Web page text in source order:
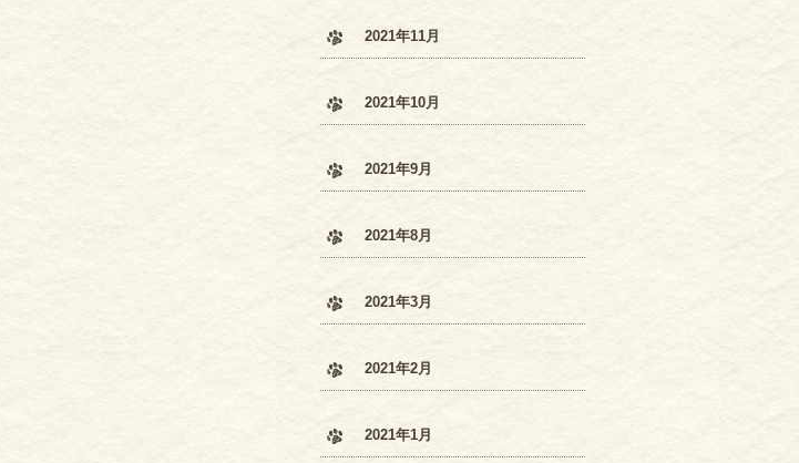
2021年11月
2021年10月
2021年9月
2021年8月
2021年3月
2021年2月
2021年1月